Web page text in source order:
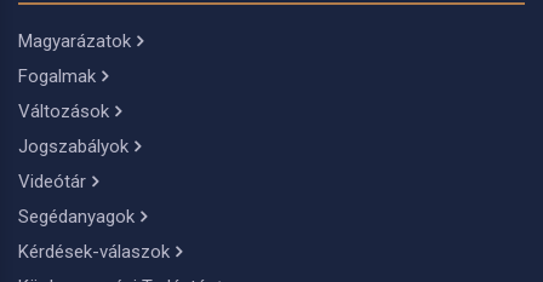
Magyarázatok
Fogalmak
Változások
Jogszabályok
Videótár
Segédanyagok
Kérdések-válaszok